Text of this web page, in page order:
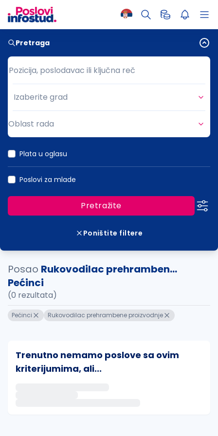
Pretraga
Pozicija, poslodavac ili ključna reč
Pozicija, poslodavac ili ključna reč
Grad
Izaberite grad
Oblast rada
Plata u oglasu
Poslovi za mlade
Pretražite
Poništite filtere
Posao Rukovodilac prehramben...
Pećinci
(0 rezultata)
Pećinci Rukovodilac prehrambene proizvodnje
Trenutno nemamo poslove sa ovim
kriterijumima, ali...